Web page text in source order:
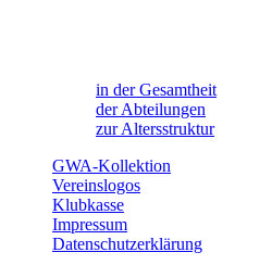
in der Gesamtheit
der Abteilungen
zur Altersstruktur
GWA-Kollektion
Vereinslogos
Klubkasse
Impressum
Datenschutzerklärung